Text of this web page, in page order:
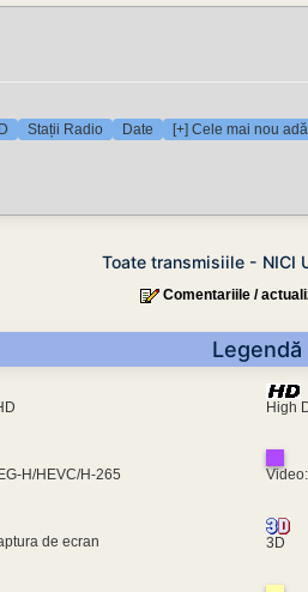
Stații Radio Date [+] Cele mai nou
Toate transmisiile - NICI
Comentariile /
Legendă
High
H/HEVC/H-265
de ecran 3D